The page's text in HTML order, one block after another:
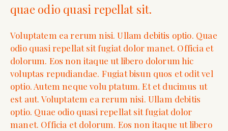
quae odio quasi repellat sit.
Voluptatem ea rerum nisi. Ullam debitis optio. Quae
odio quasi repellat sit fugiat dolor manet. Officia et
dolorum. Eos non itaque ut libero dolorum hic
voluptas repudiandae. Fugiat bisun quos et odit vel
optio. Autem neque volu ptatum. Et et ducimus ut
est aut. Voluptatem ea rerum nisi. Ullam debitis
optio. Quae odio quasi repellat sit fugiat dolor
manet. Officia et dolorum. Eos non itaque ut libero